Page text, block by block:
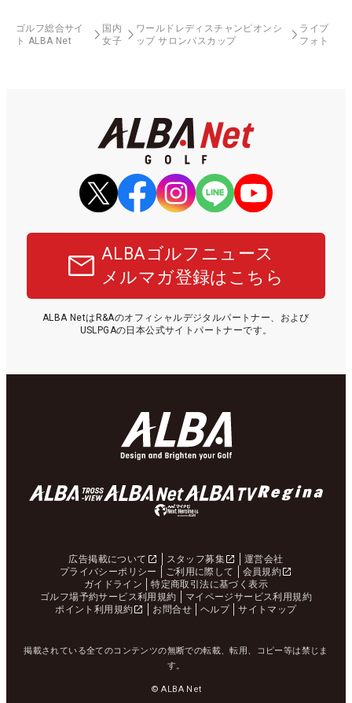
ゴルフ総合サイ
ト ALBA Net
国内
女子
ワールドレディスチャンピオンシ
ップ サロンパスカップ
ライブ
フォト
ALBAゴルフニュース
メルマガ登録はこちら
ALBA NetはR&Aのオフィシャルデジタルパートナー、および
USLPGAの日本公式サイトパートナーです。
広告掲載について スタッフ募集
運営会社
プライバシーポリシー
ご利用に際して
会員規約
ガイドライン
特定商取引法に基づく表示
ゴルフ場予約サービス利用規約
マイページサービス利用規約
ポイント利用規約
お問合せ ヘルプ サイトマップ
掲載されている全てのコンテンツの無断での転載、転用、コピー等は禁じま
す。
© ALBA Net